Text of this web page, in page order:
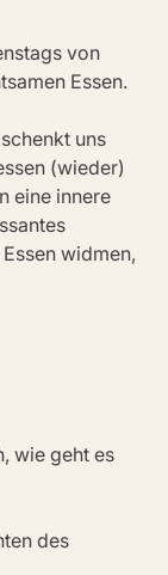
von
Essen.
uns
(wieder)
eine innere
widmen,
wie geht es
des